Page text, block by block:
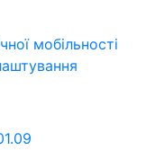
мобільності